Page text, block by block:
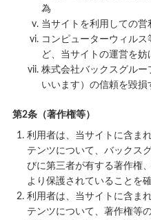
為
当サイトを利用しての
コンピューターウィル
ど、当サイトの運営を妨
株式会社バックスグルー
いいます）の信頼を毀損
第2条（著作権等）
利用者は、当サイトに含ま
テンツについて、バックス
びに第三者が有する著作権
より保護されていることを
利用者は、当サイトに含ま
テンツについて、著作権等